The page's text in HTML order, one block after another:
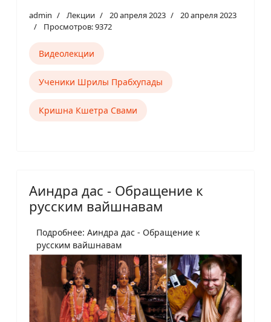
admin Лекции 20 апреля 2023
20 апреля 2023
Просмотров: 9372
Видеолекции
Ученики Шрилы Прабхупады
Кришна Кшетра Свами
Аиндра дас - Обращение к
русским вайшнавам
Подробнее: Аиндра дас - Обращение к
русским вайшнавам